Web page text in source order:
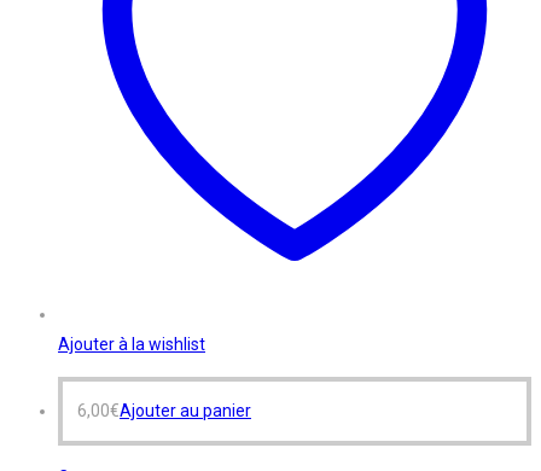
Ajouter à la wishlist
6,00€Ajouter au panier